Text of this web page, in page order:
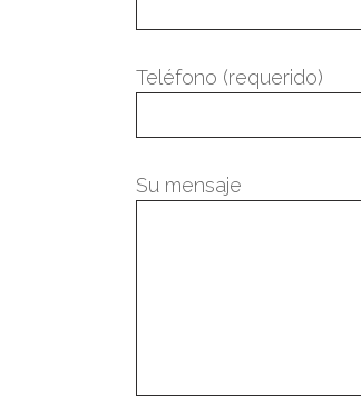
Teléfono (requerido)
Su mensaje